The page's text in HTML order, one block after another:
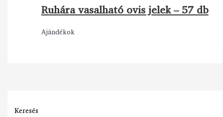
Keresés
Ruhára vasalható ovis jelek – 57 db
Ajándékok